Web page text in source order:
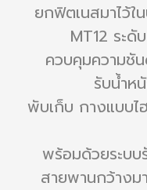
ยกฟิตเนสมาไว้
MT12 ระดั
ควบคุมความชั
รับน้ำห
พับเก็บ กางแบบไ
พร้อมด้วยระบบ
สายพานกว้าง